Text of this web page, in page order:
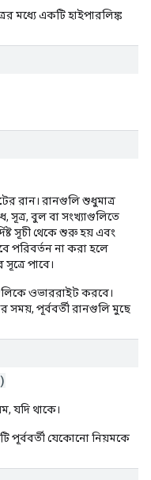
মধ্যে একটি হাইপারলিঙ্ক
রান। রানগুলি শুধুমাত্র
সূত্র, বুল বা সংখ্যাগুলিতে
সূচী থেকে শুরু হয় এবং
পরিবর্তন না করা হলে
পাবে।
ওভাররাইট করবে।
সময়, পূর্ববর্তী রানগুলি মুছে
)
যদি থাকে।
পূর্ববর্তী যেকোনো নিয়মকে